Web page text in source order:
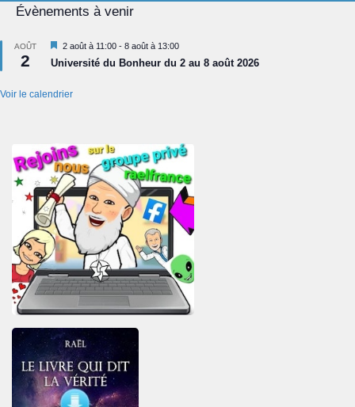
Évènements à venir
AOÛT
2
Mis
en
avant
2 août à 11:00 - 8 août à 13:00
Université du Bonheur du 2 au 8 août 2026
Voir le calendrier